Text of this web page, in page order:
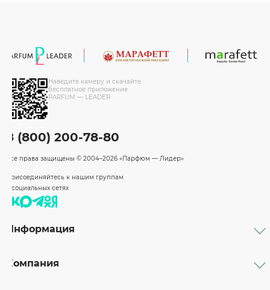
Наведите камеру и скачайте
бесплатное приложение
PARFUM — LEADER
8 (800) 200-78-80
Все права защищены © 2004–2026 «Парфюм — Лидер»
Присоединяйтесь к нашим группам
в социальных сетях
Информация
Бренды
Компания